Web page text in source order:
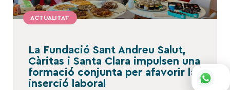
ACTUALITAT
La Fundació Sant Andreu Salut,
Càritas i Santa Clara impulsen una
formació conjunta per afavorir la
inserció laboral